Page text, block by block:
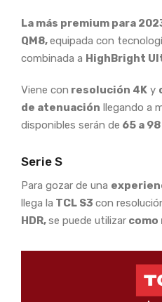
La más premium para
QM8,equipada con
combinada a HighBright
Viene con resolución 4K y
de atenuación llegando a
disponibles serán de 65 a
Serie S
Para gozar de una
llega la TCL S3 con
HDR,se puede utilizar como